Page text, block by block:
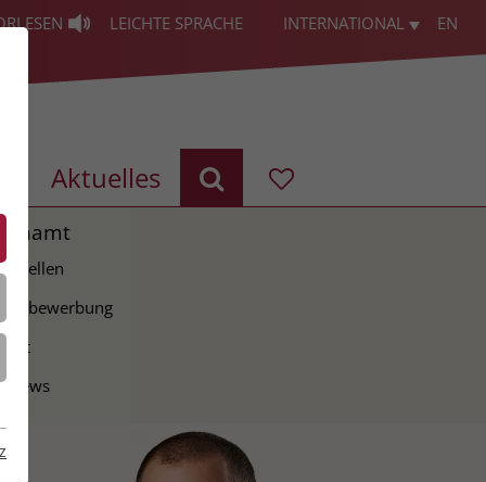
LEICHTE SPRACHE INTERNATIONAL EN
Aktuelles
Stellen